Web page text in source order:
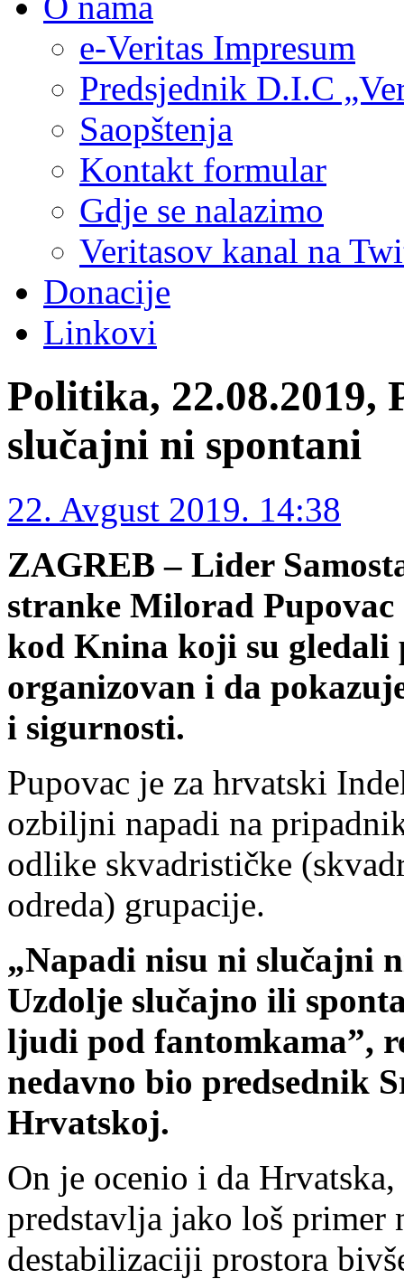
e-Veritas Impresum
Predsjednik D.I.C
Saopštenja
Kontakt formular
Gdje se nalazimo
Veritasov kanal na
Donacije
Linkovi
Politika, 22.08.2019,
slučajni ni spontani
22. Avgust 2019. 14:38
ZAGREB – Lider
stranke Milorad Pupovac
kod Knina koji su gledali
organizovan i da
i sigurnosti.
Pupovac je za hrvatski
ozbiljni napadi na
odlike skvadrističke
odreda) grupacije.
„Napadi nisu ni slučajni
Uzdolje slučajno ili
ljudi pod fantomkama”,
nedavno bio predsednik
Hrvatskoj.
On je ocenio i da
predstavlja jako loš primer
destabilizaciji prostora